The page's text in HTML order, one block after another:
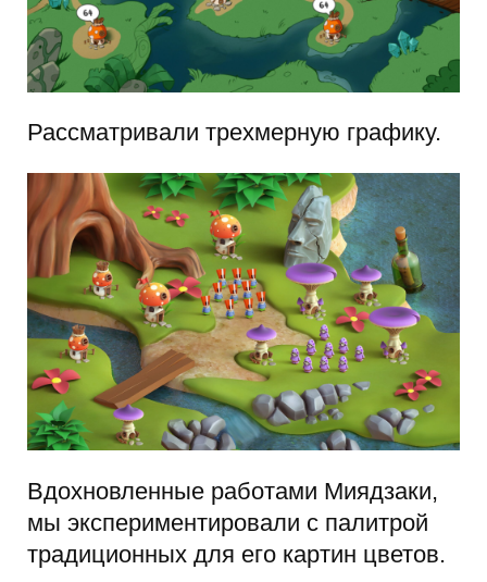
Рассматривали трехмерную графику.
Вдохновленные работами Миядзаки,
мы экспериментировали с палитрой
традиционных для его картин цветов.